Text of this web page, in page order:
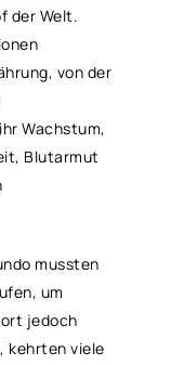
der Welt.
von der
Wachstum,
Blutarmut
mussten
um
jedoch
kehrten viele